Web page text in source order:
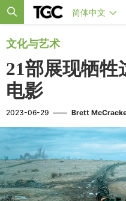
简体中文
文化与艺术
21部展现牺牲
电影
2023-06-29 —— Brett